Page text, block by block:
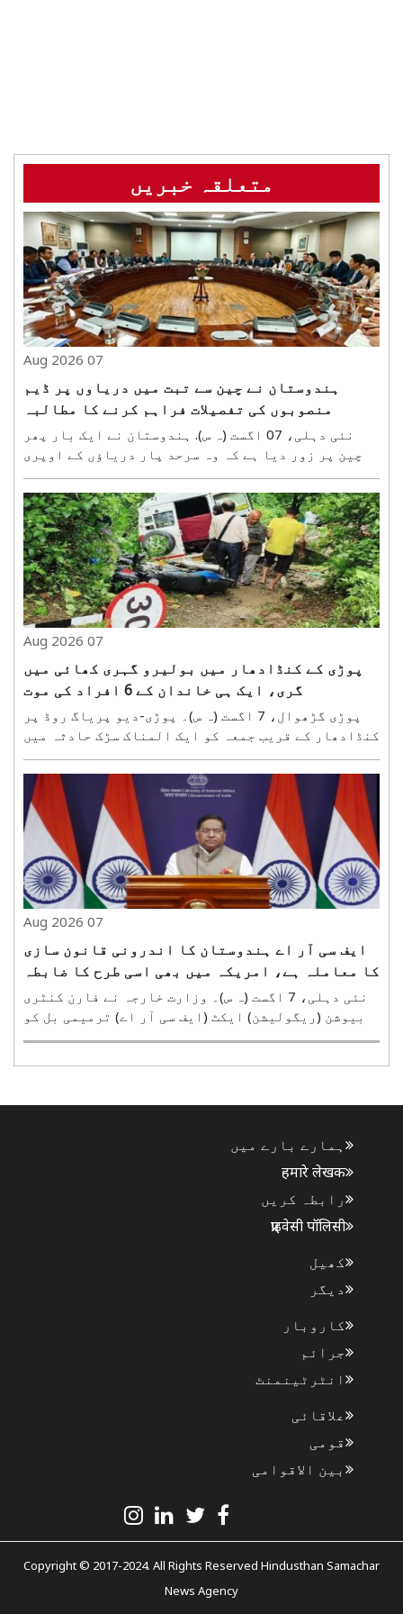
متعلقہ خبریں
07 Aug 2026
ہندوستان نے چین سے تبت میں دریاوں پر ڈیم
منصوبوں کی تفصیلات فراہم کرنے کا مطالبہ
دہرایا
نئی دہلی، 07 اگست (ہ س). ہندوستان نے ایک بار پھر
چین پر زور دیا ہے کہ وہ سرحد پار دریاﺅں کے اوپری
حصے میں تبت میں زیر تعمیر پروجیکٹوں کی تکنیکی
تفصیلات کا اشتراک کرے اور اس کے لیے جلد از جلد
دریاو¿ں پر ماہرین کی سطح کےطریقہ کار کی میٹنگ
طلب ..
07 Aug 2026
پوڑی کے کنڈادھار میں بولیرو گہری کھائی میں
گری، ایک ہی خاندان کے 6 افراد کی موت
پوڑی گڑھوال، 7 اگست (ہ س)۔ پوڑی-دیو پریاگ روڈ پر
کنڈادھار کے قریب جمعہ کو ایک المناک سڑک حادثہ میں
ایک ہی خاندان کے چھ افراد کی موت ہو گئی۔ ایک تیز
رفتار بولیرو بے قابو ہو کر 250 میٹر گہری کھائی
میں جا گری۔ حادثے میں سات میں سے چھ افراد موقع پر ..
07 Aug 2026
ایف سی آر اے ہندوستان کا اندرونی قانون سازی
کا معاملہ ہے، امریکہ میں بھی اسی طرح کا ضابطہ
ہے: وزارت خارجہ
نئی دہلی، 7 اگست (ہ س)۔ وزارت خارجہ نے فارن کنٹری
بیوشن (ریگولیشن) ایکٹ (ایف سی آر اے) ترمیمی بل کو
ہندوستان کا اندرونی قانون سازی کا معاملہ قرار
ہمارے بارے میں
हमारे लेखक
رابطہ کریں
प्राइवेसी पॉलिसी
کھیل
دیگر
کاروبار
جرائم
انٹرٹینمنٹ
علاقائی
قومی
بین الاقوامی
Copyright © 2017-2024. All Rights Reserved Hindusthan Samachar
News Agency